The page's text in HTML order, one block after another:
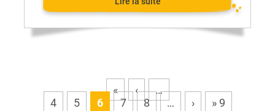
« ‹
…
4
5 6 7 8 … › » 9